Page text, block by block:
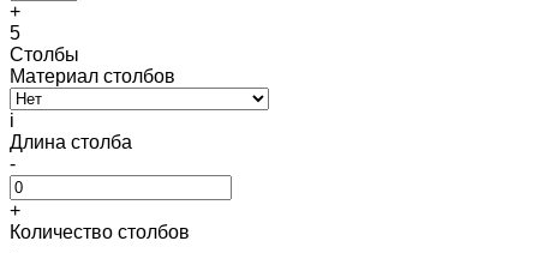
+
5
Столбы
Материал столбов
i
Длина столба
-
+
Количество столбов